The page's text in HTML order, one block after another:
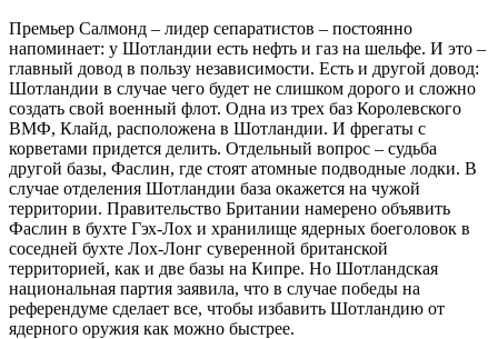
Премьер Салмонд – лидер сепаратистов – постоянно
напоминает: у Шотландии есть нефть и газ на шельфе. И это –
главный довод в пользу независимости. Есть и другой довод:
Шотландии в случае чего будет не слишком дорого и сложно
создать свой военный флот. Одна из трех баз Королевского
ВМФ, Клайд, расположена в Шотландии. И фрегаты с
корветами придется делить. Отдельный вопрос – судьба
другой базы, Фаслин, где стоят атомные подводные лодки. В
случае отделения Шотландии база окажется на чужой
территории. Правительство Британии намерено объявить
Фаслин в бухте Гэх-Лох и хранилище ядерных боеголовок в
соседней бухте Лох-Лонг суверенной британской
территорией, как и две базы на Кипре. Но Шотландская
национальная партия заявила, что в случае победы на
референдуме сделает все, чтобы избавить Шотландию от
ядерного оружия как можно быстрее.